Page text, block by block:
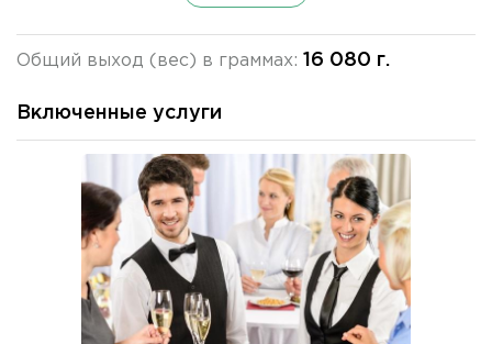
Общий выход (вес) в граммах: 16 080 г.
Включенные услуги